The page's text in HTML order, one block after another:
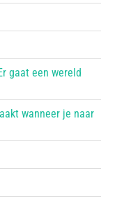
gaat een wereld
wanneer je naar